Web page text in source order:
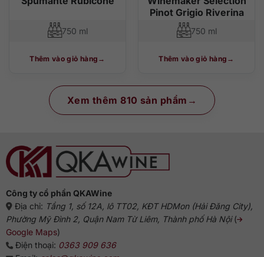
750 ml
Thêm vào giỏ hàng
Pinot Grigio Riverina
750 ml
Thêm vào giỏ hàng
Xem thêm 810 sản phẩm
Công ty cổ phần QKAWine
Địa chỉ: Tầng 1, số 12A, lô TT02, KĐT HDMon (Hải Đăng City),
Phường Mỹ Đình 2, Quận Nam Từ Liêm, Thành phố Hà Nội(
Google Maps)
Điện thoại: 0363 909 636